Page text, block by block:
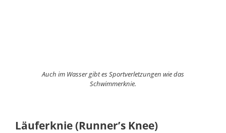
Auch im Wasser gibt es Sportverletzungen wie das
Schwimmerknie.
Läuferknie (Runner’s Knee)